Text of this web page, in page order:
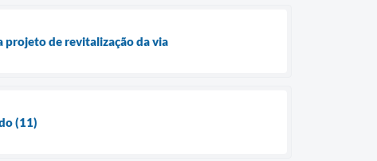
projeto de revitalização da via
(11)